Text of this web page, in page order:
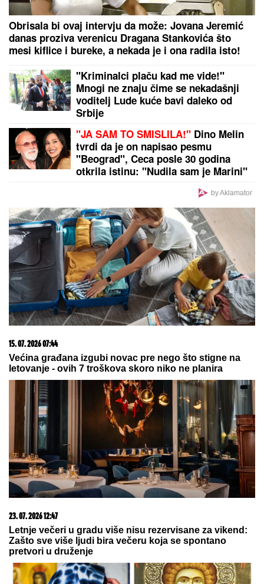
"VIDIMO VAŠE GAĆE",odbornica se uključila preko
ZUMA na sednicu, a onda je nastala haotična
situacija: Sileuta pod tušem dodatno zapržila čorbu
Aneli Ahmić ostala bez 30.000 posle
Elite 9! "Novac je otišao kome je
potrebniji, a ne njoj koja ga baca!"
(FOTO) BILA U KANDŽAMA DROGE,
DECA NISU IMALA ODEĆUPevačica
promenila život iz korena, pa
pokazala kako sada izgleda: "Bez
filtera"
KRVAVI EVRI
Dok su Milica i Marko mučili pekara
(73) tokom intimnog odnosa, Martina (30) je u
"puntu" radila JEDNU stvar! (FOTO, VIDEO)
Čuveni sportista preminuo od
posledica toplotnog udara
"Godinu dana mu ćutim!" Jovana
Jeremić je otkrila zbog čega joj je
vereniku Draganu Stankoviću